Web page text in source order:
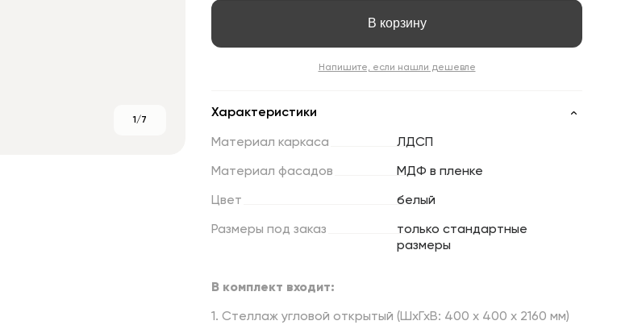
1/7
В корзину
Напишите, если нашли дешевле
Характеристики
Материал каркаса ЛДСП
Материал фасадов МДФ в пленке
Цвет белый
Размеры под заказ
только стандартные
размеры
В комплект входит:
1. Стеллаж угловой открытый (ШхГхВ: 400 х 400 х 2160 мм)